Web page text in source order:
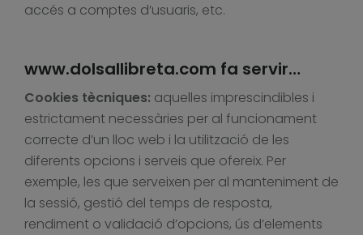
accés a comptes d’usuaris, etc.
www.dolsallibreta.com fa servir…
Cookies tècniques: aquelles imprescindibles i
estrictament necessàries per al funcionament
correcte d’un lloc web i la utilització de les
diferents opcions i serveis que ofereix. Per
exemple, les que serveixen per al manteniment de
la sessió, gestió del temps de resposta,
rendiment o validació d’opcions, ús d’elements